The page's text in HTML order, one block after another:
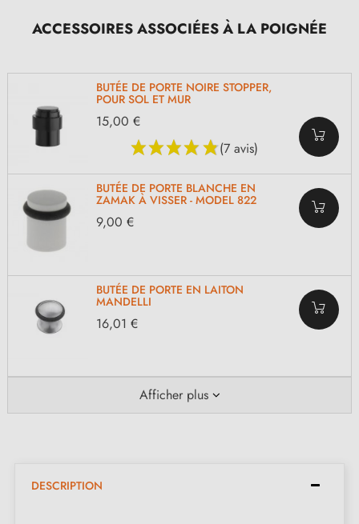
ACCESSOIRES ASSOCIÉES À LA POIGNÉE
BUTÉE DE PORTE NOIRE STOPPER,
POUR SOL ET MUR
(7 avis)
15,00 €
BUTÉE DE PORTE BLANCHE EN
ZAMAK À VISSER - MODEL 822
9,00 €
BUTÉE DE PORTE EN LAITON
MANDELLI
16,01 €
Afficher plus
DESCRIPTION